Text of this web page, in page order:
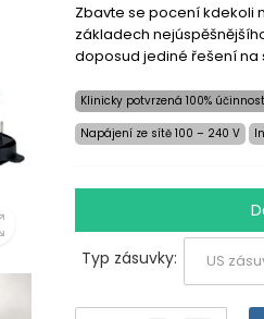
Zbavte se pocení kdekoli
základech
doposud jediné řešení na
Klinicky potvrzená 100%
Napájení ze sítě 100 – 240 V
Typ zásuvky: